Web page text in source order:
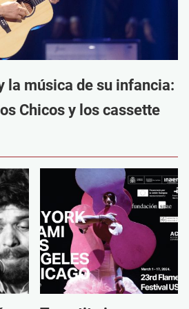
la música de su infancia:
Chicos y los cassette